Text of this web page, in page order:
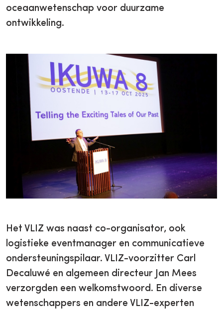
oceaanwetenschap voor duurzame
ontwikkeling.
Het VLIZ was naast co-organisator, ook
logistieke eventmanager en communicatieve
ondersteuningspilaar. VLIZ-voorzitter Carl
Decaluwé en algemeen directeur Jan Mees
verzorgden een welkomstwoord. En diverse
wetenschappers en andere VLIZ-experten